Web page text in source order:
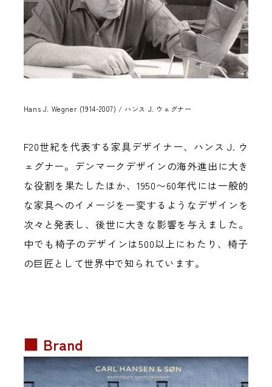
Hans J. Wegner (1914-2007) / ハンス J. ウェグナー
F20世紀を代表する家具デザイナー、ハンス J. ウ
ェグナー。デンマークデザインの海外進出に大き
な役割を果たしたほか、1950〜60年代には一般的
な家具へのイメージを一変するようなデザインを
次々と発表し、後世に大きな影響を与えました。
中でも椅子のデザインは500以上にわたり、椅子
の巨匠として世界中で知られています。
■ Brand